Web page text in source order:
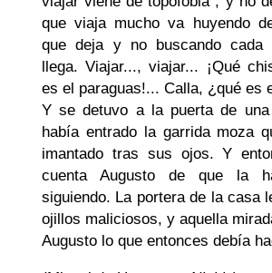
que viaja mucho va huyendo
que deja y no buscando cada
llega. Viajar..., viajar... ¡Qué
es el paraguas!... Calla, ¿qué es
Y se detuvo a la puerta de una
había entrado la garrida moza
imantado tras sus ojos. Y
cuenta Augusto de que la
siguiendo. La portera de la casa
ojillos maliciosos, y aquella
Augusto lo que entonces debía